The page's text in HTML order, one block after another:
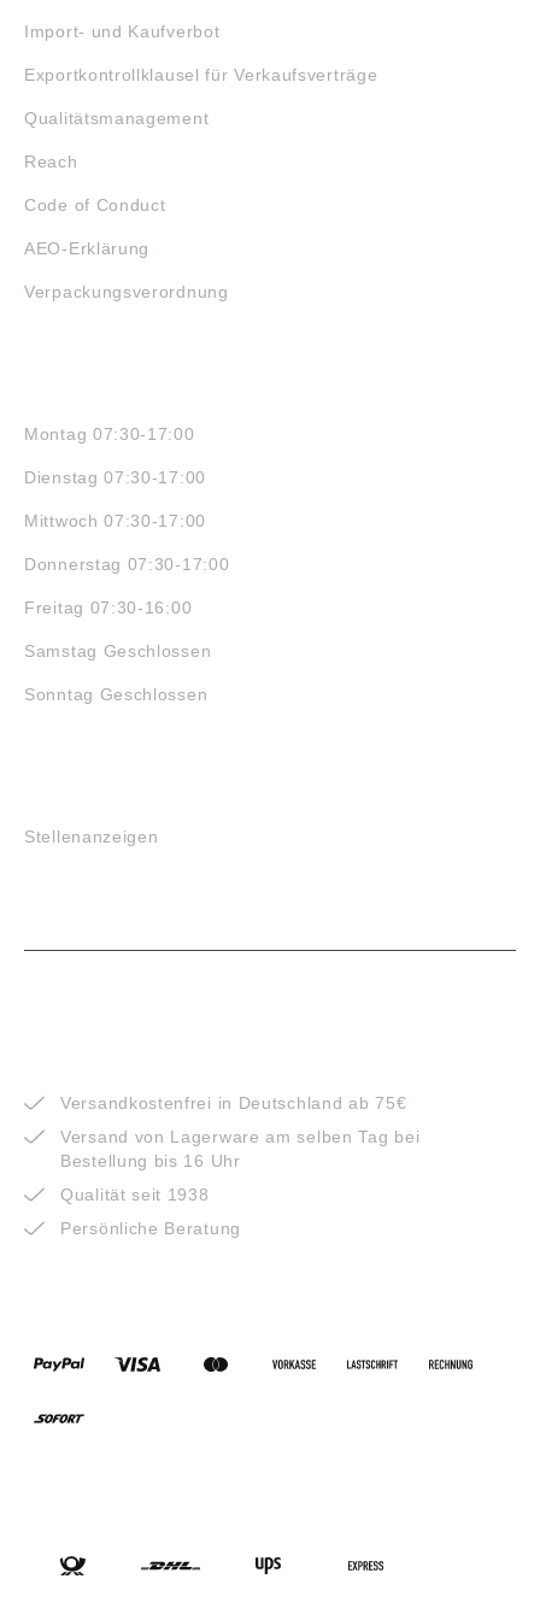
Import- und Kaufverbot
Exportkontrollklausel für Verkaufsverträge
Qualitätsmanagement
Reach
Code of Conduct
AEO-Erklärung
Verpackungsverordnung
Montag 07:30-17:00
Dienstag 07:30-17:00
Mittwoch 07:30-17:00
Donnerstag 07:30-17:00
Freitag 07:30-16:00
Samstag Geschlossen
Sonntag Geschlossen
Stellenanzeigen
Versandkostenfrei in Deutschland ab 75€
Versand von Lagerware am selben Tag bei
Bestellung bis 16 Uhr
Qualität seit 1938
Persönliche Beratung